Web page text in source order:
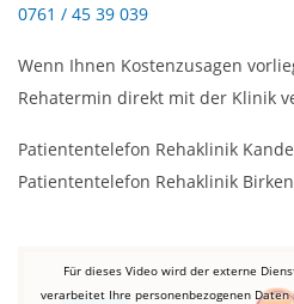
0761 / 45 39 039
Wenn Ihnen Kostenzusagen
Rehatermin direkt mit der Klinik
Patiententelefon Rehaklinik
Patiententelefon Rehaklinik
Für dieses Video wird der externe
verarbeitet Ihre personenbezogenen Daten